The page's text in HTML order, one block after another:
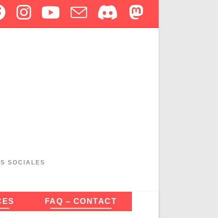
SOCIALES
FAQ – CONTACT